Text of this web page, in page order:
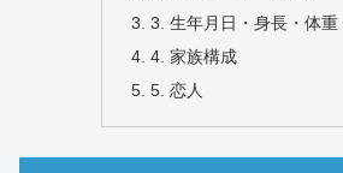
3. 生年月日・身長・体重
4. 家族構成
5. 恋人